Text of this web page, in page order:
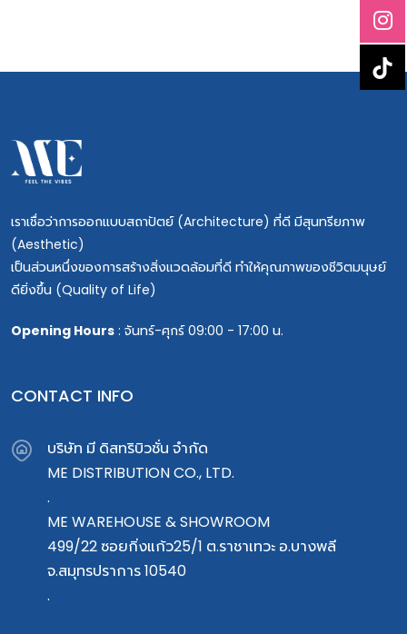
เราเชื่อว่าการออกแบบสถาปัตย์ (Architecture) ที่ดี มีสุนทรียภาพ
(Aesthetic)
เป็นส่วนหนึ่งของการสร้างสิ่งแวดล้อมที่ดี ทำให้คุณภาพของชีวิตมนุษย์
ดียิ่งขึ้น (Quality of Life)
Opening Hours : จันทร์-ศุกร์ 09:00 - 17:00 น.
CONTACT INFO
บริษัท มี ดิสทริบิวชั่น จำกัด
ME DISTRIBUTION CO., LTD.
.
ME WAREHOUSE & SHOWROOM
499/22 ซอยกิ่งแก้ว25/1 ต.ราชาเทวะ อ.บางพลี
จ.สมุทรปราการ 10540
.